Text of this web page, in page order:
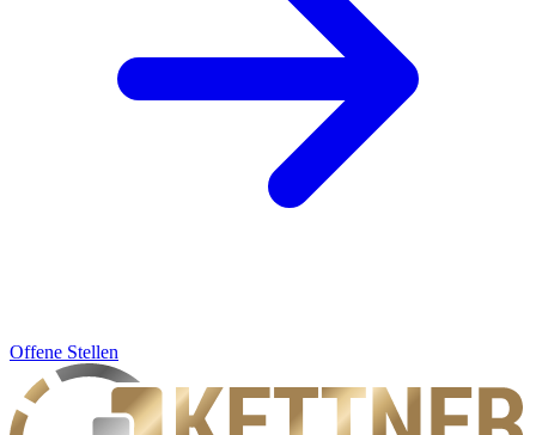
Offene Stellen